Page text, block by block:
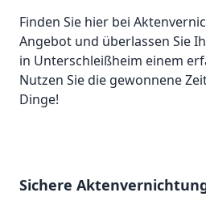
Finden Sie hier bei
Angebot und überlassen Sie
in Unterschleißheim einem
Nutzen Sie die gewonnene
Dinge!
Sichere